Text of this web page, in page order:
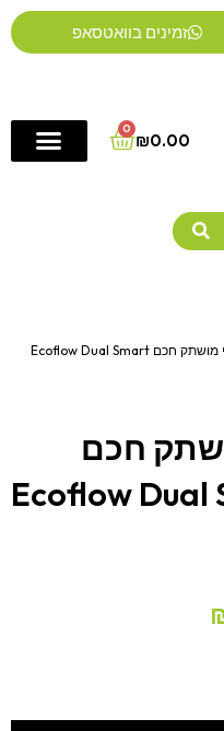
זמינים בוואטסאפ
₪0.00
0
Cart
/ גנרטור היברידי מושתק חכם Ecoflow Dual Smart
חכם
Ecoflow